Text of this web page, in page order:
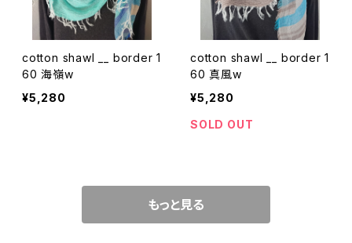
cotton shawl __ border 1
60 海嶺w
¥5,280
cotton shawl __ border 1
60 真風w
¥5,280
SOLD OUT
もっと見る